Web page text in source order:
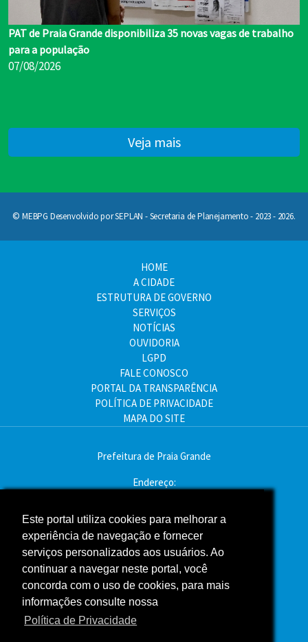
Este portal utiliza cookies para melhorar a
experiência de navegação e fornecer
serviços personalizados aos usuários. Ao
continuar a navegar neste portal, você
concorda com o uso de cookies, para mais
informações consulte nossa
Política de Privacidade
PAT de Praia Grande disponibiliza 35 novas vagas de trabalho
para a população
07/08/2026
Veja mais
© MEBPG Desenvolvido por SEPLAN - Secretaria de Planejamento - 2023 - 2026.
HOME
A CIDADE
ESTRUTURA DE GOVERNO
SERVIÇOS
NOTÍCIAS
OUVIDORIA
LGPD
FALE CONOSCO
PORTAL DA TRANSPARÊNCIA
POLÍTICA DE PRIVACIDADE
MAPA DO SITE
Prefeitura de Praia Grande
Endereço:
CEP: 11704-900
Telefone:(13) 3496-2000
Atendimento: segunda a sexta - das 9h às 16h
Assessoria de Imprensa
ACOMPANHE A PREFEITURA NAS REDES SOCIAIS